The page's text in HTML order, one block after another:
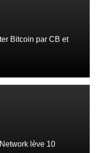
Bitcoin par CB et
lève 10